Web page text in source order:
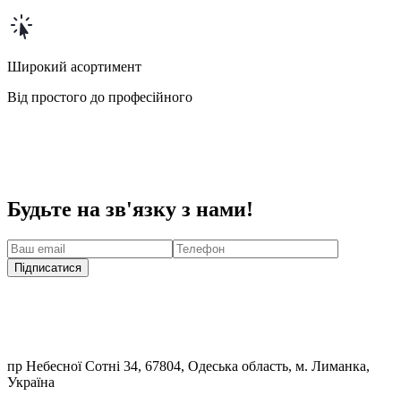
Широкий асортимент
Від простого до професійного
Будьте на зв'язку з нами!
Підписатися
пр Небесної Сотні 34, 67804, Одеська область, м. Лиманка,
Україна